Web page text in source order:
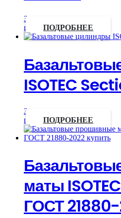
Запросить
цену
ПОДРОБНЕЕ
ISOTEC
Запросить
цену
ПОДРОБНЕЕ
маты
ГОСТ